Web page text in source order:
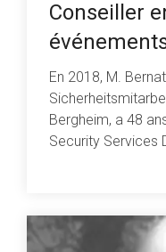
Conseiller
En 2018, M.
Bergheim, a 48
Security Services